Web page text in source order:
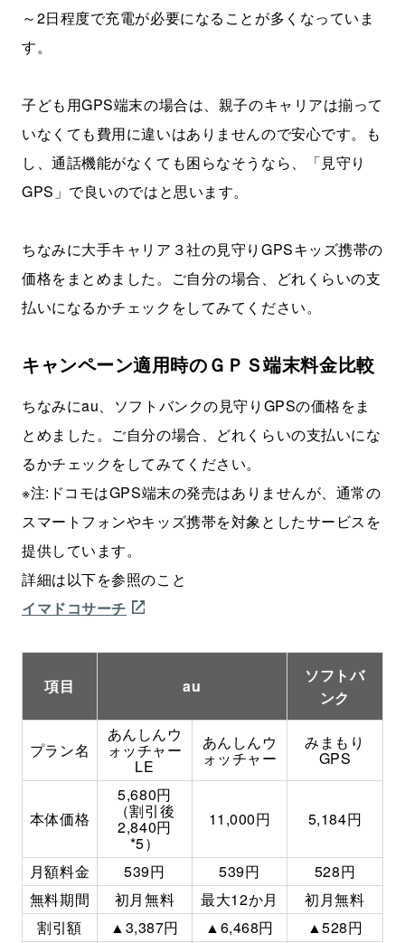
～2日程度で充電が必要になることが多くなっていま
す。
子ども用GPS端末の場合は、親子のキャリアは揃って
いなくても費用に違いはありませんので安心です。も
し、通話機能がなくても困らなそうなら、「見守り
GPS」で良いのではと思います。
ちなみに大手キャリア３社の見守りGPSキッズ携帯の
価格をまとめました。ご自分の場合、どれくらいの支
払いになるかチェックをしてみてください。
キャンペーン適用時のＧＰＳ端末料金比較
ちなみにau、ソフトバンクの見守りGPSの価格をま
とめました。ご自分の場合、どれくらいの支払いにな
るかチェックをしてみてください。
※注:ドコモはGPS端末の発売はありませんが、通常の
スマートフォンやキッズ携帯を対象としたサービスを
提供しています。
詳細は以下を参照のこと
イマドコサーチ
項目 au
ソフトバ
ンク
プラン名
あんしんウ
ォッチャー
LE
あんしんウ
ォッチャー
みまもり
GPS
本体価格
5,680円
（割引後
2,840円
*5）
11,000円 5,184円
月額料金 539円 539円
528円
無料期間
初月無料 最大12か月
初月無料
割引額
▲3,387円 ▲6,468円
▲528円